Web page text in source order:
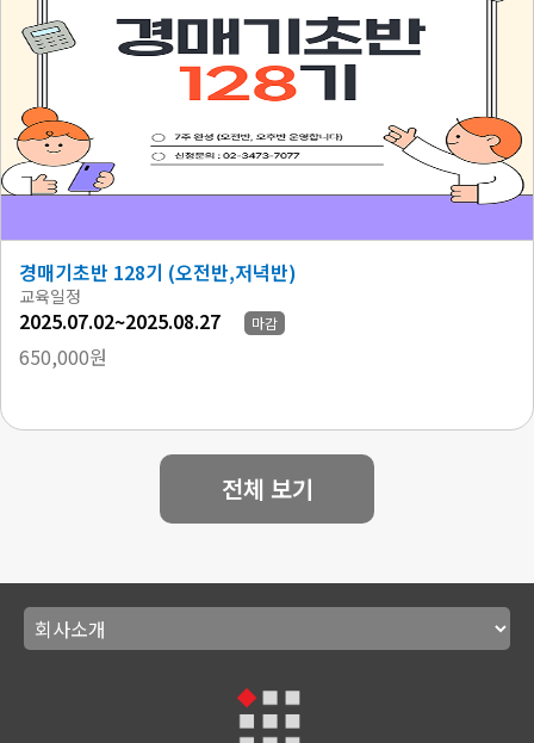
경매기초반 128기 (오전반,저녁반)
교육일정
2025.07.02~2025.08.27 마감
650,000원
전체 보기